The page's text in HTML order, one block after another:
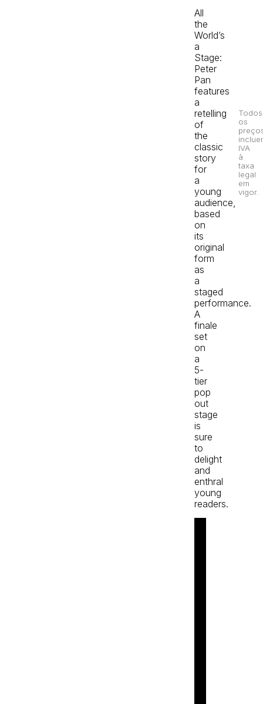
All
the
World’s
a
Stage:
Peter
Pan
features
a
retelling
of
the
classic
story
for
a
young
audience,
based
on
its
original
form
as
a
staged
performance.
A
finale
set
on
a
5-
tier
pop
out
stage
is
sure
to
delight
and
enthral
young
readers.
Todos
os
IVA
à
taxa
legal
em
vigor.